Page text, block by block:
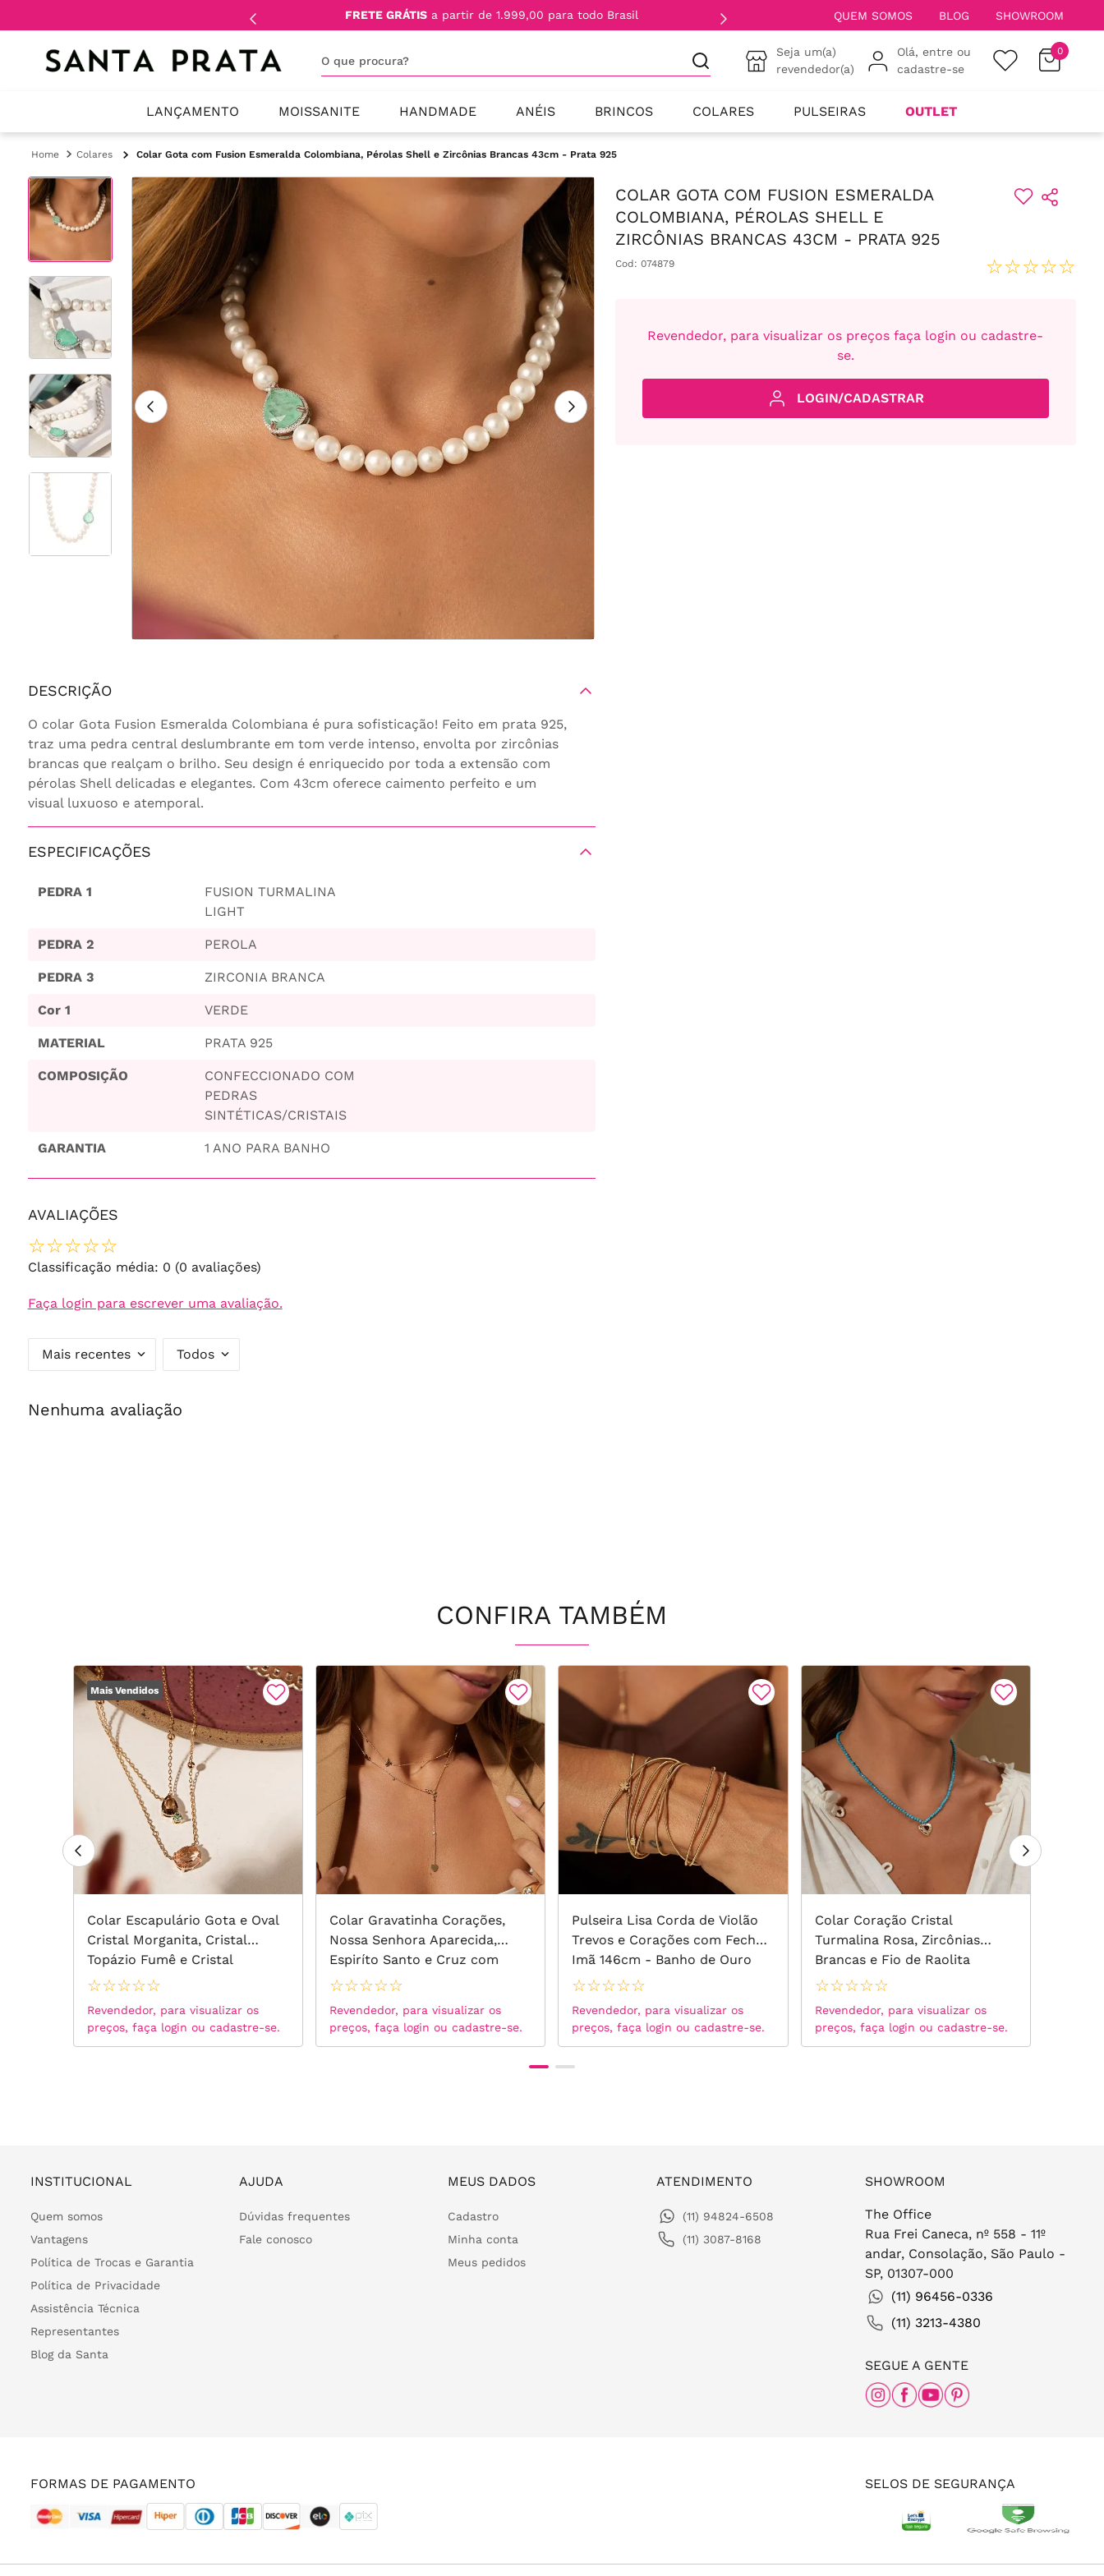
FRETE GRÁTIS a partir de 1.999,00 para todo Brasil QUEM SOMOS BLOG SHOWROOM
Seja um(a)
revendedor(a)
Olá, entre ou
cadastre-se
0
LANÇAMENTO MOISSANITE HANDMADE ANÉIS BRINCOS COLARES PULSEIRAS OUTLET
Colares Colar Gota com Fusion Esmeralda Colombiana, Pérolas Shell e Zircônias Brancas 43cm - Prata 925
DESCRIÇÃO
O colar Gota Fusion Esmeralda Colombiana é pura sofisticação! Feito em prata 925,
traz uma pedra central deslumbrante em tom verde intenso, envolta por zircônias
brancas que realçam o brilho. Seu design é enriquecido por toda a extensão com
pérolas Shell delicadas e elegantes. Com 43cm oferece caimento perfeito e um
visual luxuoso e atemporal.
ESPECIFICAÇÕES
PEDRA 1
FUSION TURMALINA
LIGHT
PEDRA 2 PEROLA
PEDRA 3 ZIRCONIA BRANCA
Cor 1 VERDE
MATERIAL PRATA 925
COMPOSIÇÃO
CONFECCIONADO COM
PEDRAS
SINTÉTICAS/CRISTAIS
GARANTIA 1 ANO PARA BANHO
AVALIAÇÕES
☆☆☆☆☆
Classificação média: 0 (0 avaliações)
Faça login para escrever uma avaliação.
Mais recentes Todos
Nenhuma avaliação
COLAR GOTA COM FUSION ESMERALDA
COLOMBIANA, PÉROLAS SHELL E
ZIRCÔNIAS BRANCAS 43CM - PRATA 925
Cod: 074879 ☆☆☆☆☆
Revendedor, para visualizar os preços faça login ou cadastre-
se.
LOGIN/CADASTRAR
CONFIRA TAMBÉM
Mais Vendidos
Colar Escapulário Gota e Oval
Cristal Morganita, Cristal
Topázio Fumê e Cristal
Ametista Verde 64cm - Banho
☆☆☆☆☆
Revendedor, para visualizar os
preços, faça login ou cadastre-se.
Colar Gravatinha Corações,
Nossa Senhora Aparecida,
Espiríto Santo e Cruz com
Zircônias Brancas 80cm -
☆☆☆☆☆
Revendedor, para visualizar os
preços, faça login ou cadastre-se.
Pulseira Lisa Corda de Violão
Trevos e Corações com Fecho
Imã 146cm - Banho de Ouro
18k
☆☆☆☆☆
Revendedor, para visualizar os
preços, faça login ou cadastre-se.
Colar Coração Cristal
Turmalina Rosa, Zircônias
Brancas e Fio de Raolita
Turquesa 42cm - Banho de
☆☆☆☆☆
Revendedor, para visualizar os
preços, faça login ou cadastre-se.
INSTITUCIONAL
Quem somos
Vantagens
Política de Trocas e Garantia
Política de Privacidade
Assistência Técnica
Representantes
Blog da Santa
AJUDA
Dúvidas frequentes
Fale conosco
MEUS DADOS
Cadastro
Minha conta
Meus pedidos
ATENDIMENTO
(11) 94824-6508
(11) 3087-8168
SHOWROOM
The Office
Rua Frei Caneca, nº 558 - 11º
andar, Consolação, São Paulo -
SP, 01307-000
(11) 96456-0336
(11) 3213-4380
SEGUE A GENTE
FORMAS DE PAGAMENTO SELOS DE SEGURANÇA